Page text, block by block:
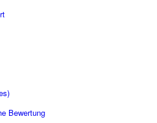
Bewertung